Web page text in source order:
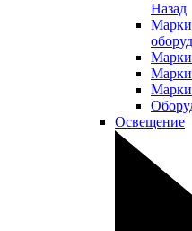
Назад
Освещение